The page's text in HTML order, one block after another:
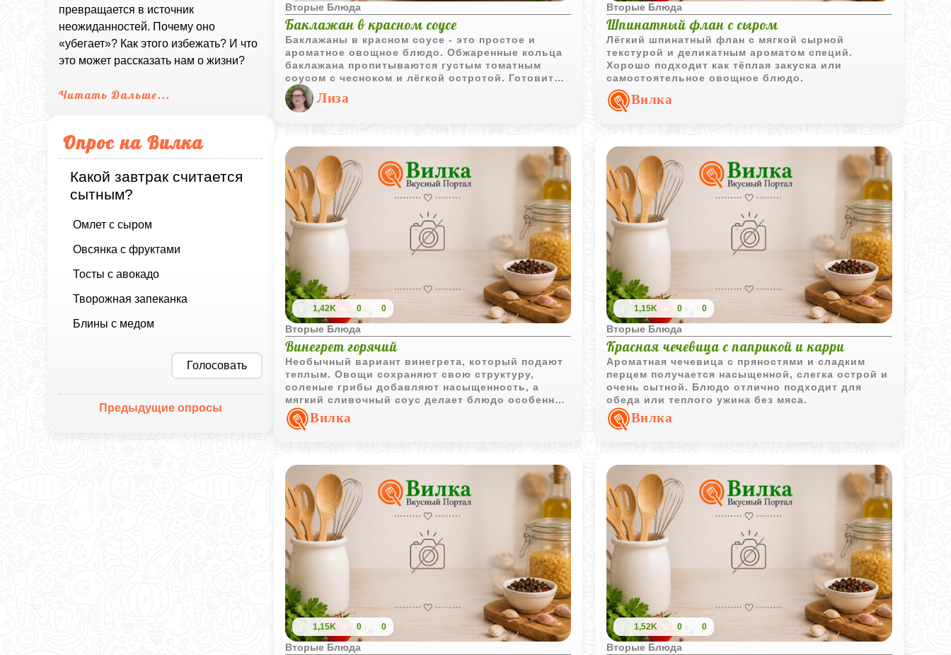
превращается в источник
неожиданностей. Почему оно
«убегает»? Как этого избежать? И что
это может рассказать нам о жизни?
Читать Дальше...
Опрос на Вилка
Какой завтрак считается
сытным?
Омлет с сыром
Овсянка с фруктами
Тосты с авокадо
Творожная запеканка
Блины с медом
Голосовать
Предыдущие опросы
Вторые Блюда
Баклажан в красном соусе
Баклажаны в красном соусе - это простое и
ароматное овощное блюдо. Обжаренные кольца
баклажана пропитываются густым томатным
соусом с чесноком и лёгкой остротой. Готовится
быстро, получается сочным и насыщенным, а
подать можно как тёплую закуску или лёгкое
основное блюдо.
Лиза
Вторые Блюда
Шпинатный флан с сыром
Лёгкий шпинатный флан с мягкой сырной
текстурой и деликатным ароматом специй.
Хорошо подходит как тёплая закуска или
самостоятельное овощное блюдо.
Вилка
1,42K 0 0
Вторые Блюда
Винегрет горячий
Необычный вариант винегрета, который подают
теплым. Овощи сохраняют свою структуру,
соленые грибы добавляют насыщенность, а
мягкий сливочный соус делает блюдо особенно
уютным.Вилка
1,15K 0 0
Вторые Блюда
Красная чечевица с паприкой и карри
Ароматная чечевица с пряностями и сладким
перцем получается насыщенной, слегка острой и
очень сытной. Блюдо отлично подходит для
обеда или теплого ужина без мяса.
Вилка
1,15K 0 0
Вторые Блюда
1,52K 0 0
Вторые Блюда